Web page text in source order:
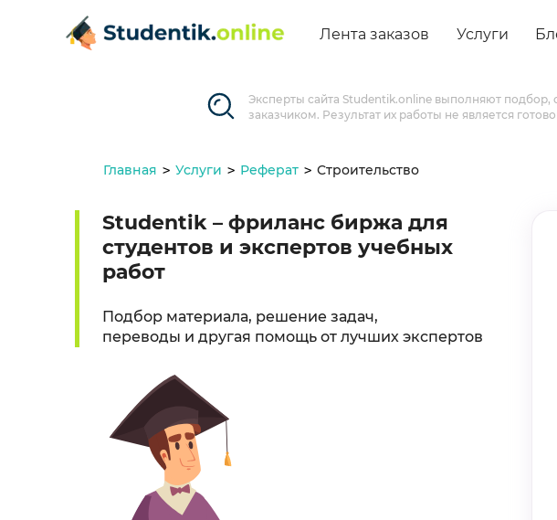
Лента заказов Услуги
Эксперты сайта Studentik.online выполняют
заказчиком. Результат их работы не является
Главная Услуги Реферат Строительство
Studentik – фриланс биржа для
студентов и экспертов учебных
работ
Подбор материала, решение задач,
переводы и другая помощь от лучших экспертов